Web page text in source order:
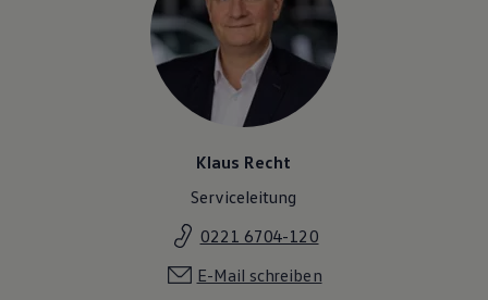
Klaus Recht
Serviceleitung
0221 6704-120
E-Mail schreiben